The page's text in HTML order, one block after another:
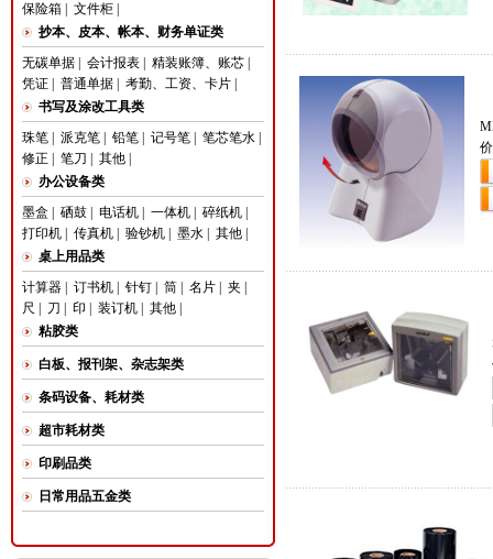
保险箱| 文件柜|
抄本、皮本、帐本、财务单证类
无碳单据| 会计报表| 精装账簿、账芯|
凭证| 普通单据| 考勤、工资、卡片|
书写及涂改工具类
珠笔| 派克笔| 铅笔| 记号笔| 笔芯笔水|
修正
笔刀 其他|
办公设备类
墨盒
硒鼓| 电话机| 一体机| 碎纸机|
打印机| 传真机| 验钞机| 墨水| 其他|
桌上用品类
计算器| 订书机| 针钉| 筒| 名片| 夹
尺
刀 印 装订机| 其他|
粘胶类
白板、报刊架、杂志架类
条码设备、耗材类
超市耗材类
印刷品类
日常用品五金类